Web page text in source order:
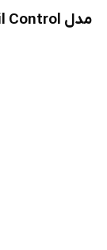
مدل Scalp Oil Control حجم 400 میلی لیتر